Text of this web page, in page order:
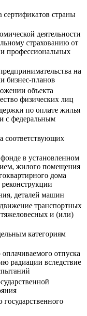
сертификатов страны
деятельности
страхованию от
и профессиональных
на
бизнес-планов
объекта
физических лиц
по оплате жилья
с федеральным
соответствующих
в установленном
жилого помещения
дома
деталей машин
транспортных
и (или)
категориям
отпуска
радиации вследствие